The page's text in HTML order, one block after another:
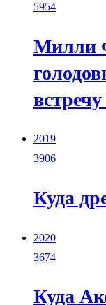
5954
Милли
2019
3906
Куда
2020
3674
Куда